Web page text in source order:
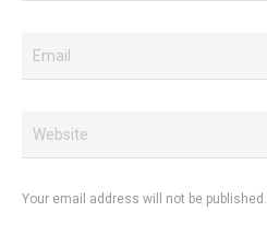
Your email address will not be published.